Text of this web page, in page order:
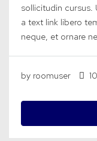
sollicitudin
a text link libero
neque, et ornare
by roomuser